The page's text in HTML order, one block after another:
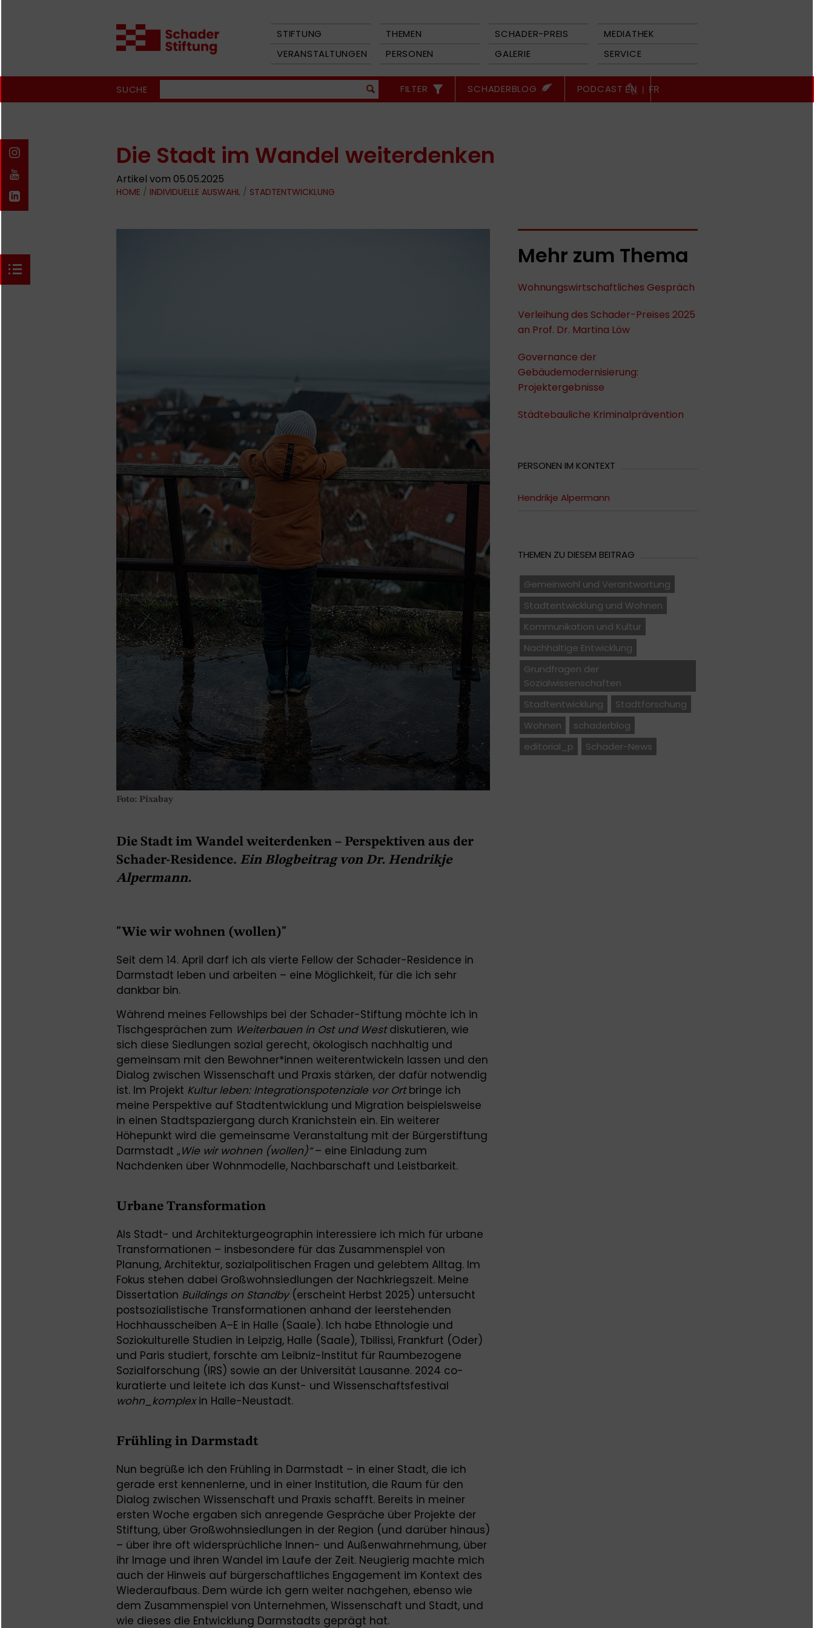
STIFTUNG THEMEN SCHADER-PREIS
MEDIATHEK
VERANSTALTUNGEN
PERSONEN GALERIE SERVICE
SUCHE FILTER SCHADERBLOG PODCAST EN | FR
Die Stadt im Wandel weiterdenken
Artikel vom 05.05.2025
HOME / INDIVIDUELLE AUSWAHL / STADTENTWICKLUNG
Foto: Pixabay
Die Stadt im Wandel weiterdenken – Perspektiven aus der
Schader-Residence. Ein Blogbeitrag von Dr. Hendrikje
Alpermann.
"Wie wir wohnen (wollen)"
Seit dem 14. April darf ich als vierte Fellow der Schader-Residence in
Darmstadt leben und arbeiten – eine Möglichkeit, für die ich sehr
dankbar bin.
Während meines Fellowships bei der Schader-Stiftung möchte ich in
Tischgesprächen zum Weiterbauen in Ost und Westdiskutieren, wie
sich diese Siedlungen sozial gerecht, ökologisch nachhaltig und
gemeinsam mit den Bewohner*innen weiterentwickeln lassen und den
Dialog zwischen Wissenschaft und Praxis stärken, der dafür notwendig
ist. Im Projekt Kultur leben: Integrationspotenziale vor Ortbringe ich
meine Perspektive auf Stadtentwicklung und Migration beispielsweise
in einen Stadtspaziergang durch Kranichstein ein. Ein weiterer
Höhepunkt wird die gemeinsame Veranstaltung mit der Bürgerstiftung
Darmstadt „Wie wir wohnen (wollen)“– eine Einladung zum
Nachdenken über Wohnmodelle, Nachbarschaft und Leistbarkeit.
Urbane Transformation
Als Stadt- und Architekturgeographin interessiere ich mich für urbane
Transformationen – insbesondere für das Zusammenspiel von
Planung, Architektur, sozialpolitischen Fragen und gelebtem Alltag. Im
Fokus stehen dabei Großwohnsiedlungen der Nachkriegszeit. Meine
Dissertation Buildings on Standby(erscheint Herbst 2025) untersucht
postsozialistische Transformationen anhand der leerstehenden
Hochhausscheiben A–E in Halle (Saale). Ich habe Ethnologie und
Soziokulturelle Studien in Leipzig, Halle (Saale), Tbilissi, Frankfurt (Oder)
und Paris studiert, forschte am Leibniz-Institut für Raumbezogene
Sozialforschung (IRS) sowie an der Universität Lausanne. 2024 co-
kuratierte und leitete ich das Kunst- und Wissenschaftsfestival
wohn_komplexin Halle-Neustadt.
Frühling in Darmstadt
Nun begrüße ich den Frühling in Darmstadt – in einer Stadt, die ich
gerade erst kennenlerne, und in einer Institution, die Raum für den
Dialog zwischen Wissenschaft und Praxis schafft. Bereits in meiner
ersten Woche ergaben sich anregende Gespräche über Projekte der
Stiftung, über Großwohnsiedlungen in der Region (und darüber hinaus)
– über ihre oft widersprüchliche Innen- und Außenwahrnehmung, über
ihr Image und ihren Wandel im Laufe der Zeit. Neugierig machte mich
auch der Hinweis auf bürgerschaftliches Engagement im Kontext des
Wiederaufbaus. Dem würde ich gern weiter nachgehen, ebenso wie
dem Zusammenspiel von Unternehmen, Wissenschaft und Stadt, und
wie dieses die Entwicklung Darmstadts geprägt hat.
Mehr zum Thema
Wohnungswirtschaftliches Gespräch
Verleihung des Schader-Preises 2025
an Prof. Dr. Martina Löw
Governance der
Gebäudemodernisierung:
Projektergebnisse
Städtebauliche Kriminalprävention
PERSONEN IM KONTEXT
Hendrikje Alpermann
THEMEN ZU DIESEM BEITRAG
Gemeinwohl und Verantwortung
Stadtentwicklung und Wohnen
Kommunikation und Kultur
Nachhaltige Entwicklung
Grundfragen der
Sozialwissenschaften
Stadtentwicklung
Stadtforschung
Wohnen
schaderblog
editorial_p
Schader-News